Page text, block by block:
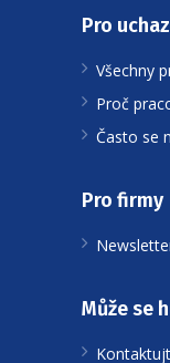
Pro
Všechny
Proč
Často se
Pro firmy
Může se